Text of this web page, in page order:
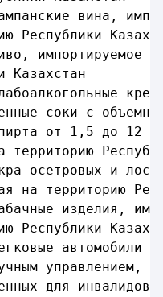
на
12
Республики
и
Республики
(кроме